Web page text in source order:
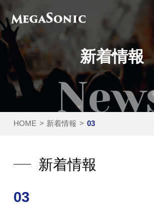
私たちにできること
イベント実績
レンタル製品
運営会社
新着情報
新着情報
HOME 新着情報 03
新着情報
03